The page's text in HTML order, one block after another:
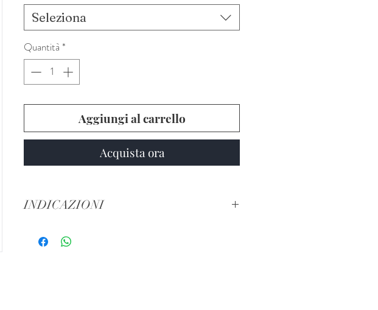
Seleziona
Quantità *
Aggiungi al carrello
Acquista ora
INDICAZIONI
PER RILASSAMENTO E VITALITÁ: